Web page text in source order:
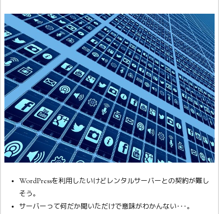
WordPressを利用したいけどレンタルサーバーとの契約が難し
そう。
サーバーって何だか聞いただけで意味がわかんない･･･。